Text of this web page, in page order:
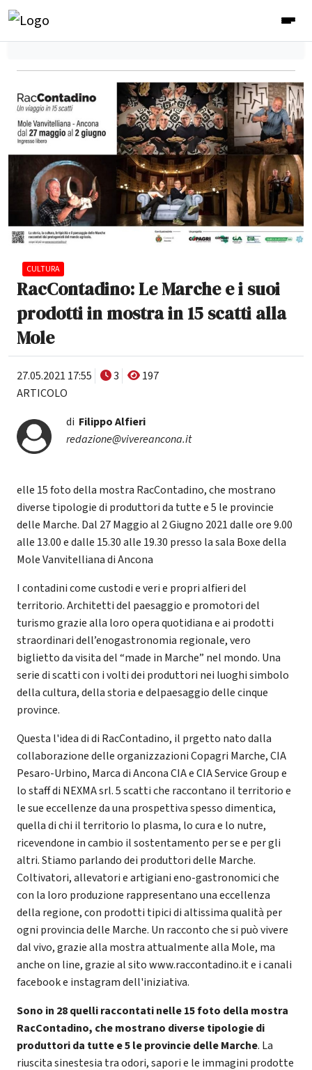
CULTURA
RacContadino: Le Marche e i suoi
prodotti in mostra in 15 scatti alla
Mole
27.05.2021 17:55 3
197
ARTICOLO
di Filippo Alfieri
redazione@vivereancona.it
elle 15 foto della mostra RacContadino, che mostrano
diverse tipologie di produttori da tutte e 5 le provincie
delle Marche. Dal 27 Maggio al 2 Giugno 2021 dalle ore 9.00
alle 13.00 e dalle 15.30 alle 19.30 presso la sala Boxe della
Mole Vanvitelliana di Ancona
I contadini come custodi e veri e propri alfieri del
territorio. Architetti del paesaggio e promotori del
turismo grazie alla loro opera quotidiana e ai prodotti
straordinari dell’enogastronomia regionale, vero
biglietto da visita del “made in Marche” nel mondo. Una
serie di scatti con i volti dei produttori nei luoghi simbolo
della cultura, della storia e delpaesaggio delle cinque
province.
Questa l'idea di di RacContadino, il prgetto nato dalla
collaborazione delle organizzazioni Copagri Marche, CIA
Pesaro-Urbino, Marca di Ancona CIA e CIA Service Group e
lo staff di NEXMA srl. 5 scatti che raccontano il territorio e
le sue eccellenze da una prospettiva spesso dimentica,
quella di chi il territorio lo plasma, lo cura e lo nutre,
ricevendone in cambio il sostentamento per se e per gli
altri. Stiamo parlando dei produttori delle Marche.
Coltivatori, allevatori e artigiani eno-gastronomici che
con la loro produzione rappresentano una eccellenza
della regione, con prodotti tipici di altissima qualità per
ogni provincia delle Marche. Un racconto che si può vivere
dal vivo, grazie alla mostra attualmente alla Mole, ma
anche on line, grazie al sito www.raccontadino.it e i canali
facebook e instagram dell'iniziativa.
Sono in 28 quelli raccontati nelle 15 foto della mostra
RacContadino, che mostrano diverse tipologie di
produttori da tutte e 5 le provincie delle Marche. La
riuscita sinestesia tra odori, sapori e le immagini prodotte